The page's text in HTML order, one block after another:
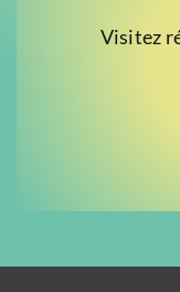
Visitez